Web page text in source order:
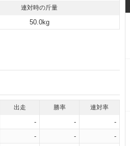
連対時の斤量
50.0kg
出走 勝率 連対率
- -
-
- -
-